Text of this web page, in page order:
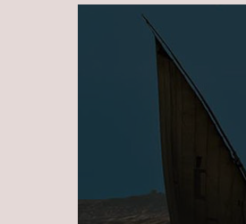
Skip to main content